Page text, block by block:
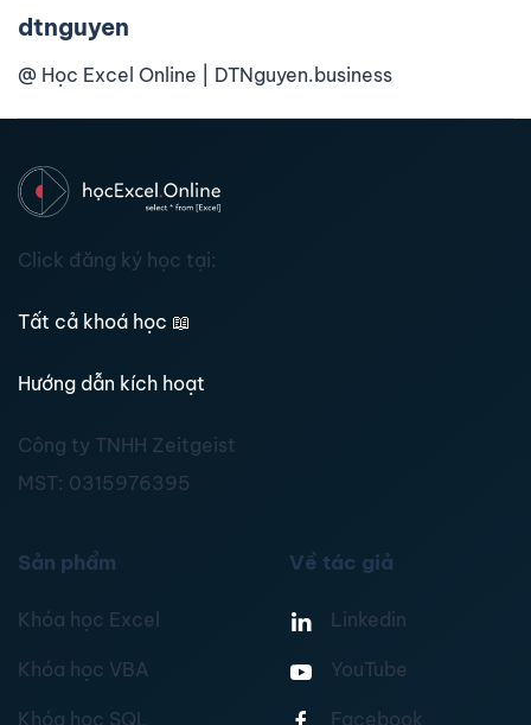
dtnguyen
@ Học Excel Online | DTNguyen.business
Click đăng ký học tại:
Tất cả khoá học 📖
Hướng dẫn kích hoạt
Công ty TNHH Zeitgeist
MST: 0315976395
Sản phẩm
Khóa học Excel
Khóa học VBA
Khóa học SQL
Về tác giả
Linkedin
YouTube
Facebook